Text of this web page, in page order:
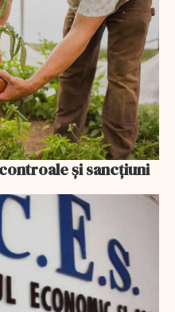
și sancțiuni